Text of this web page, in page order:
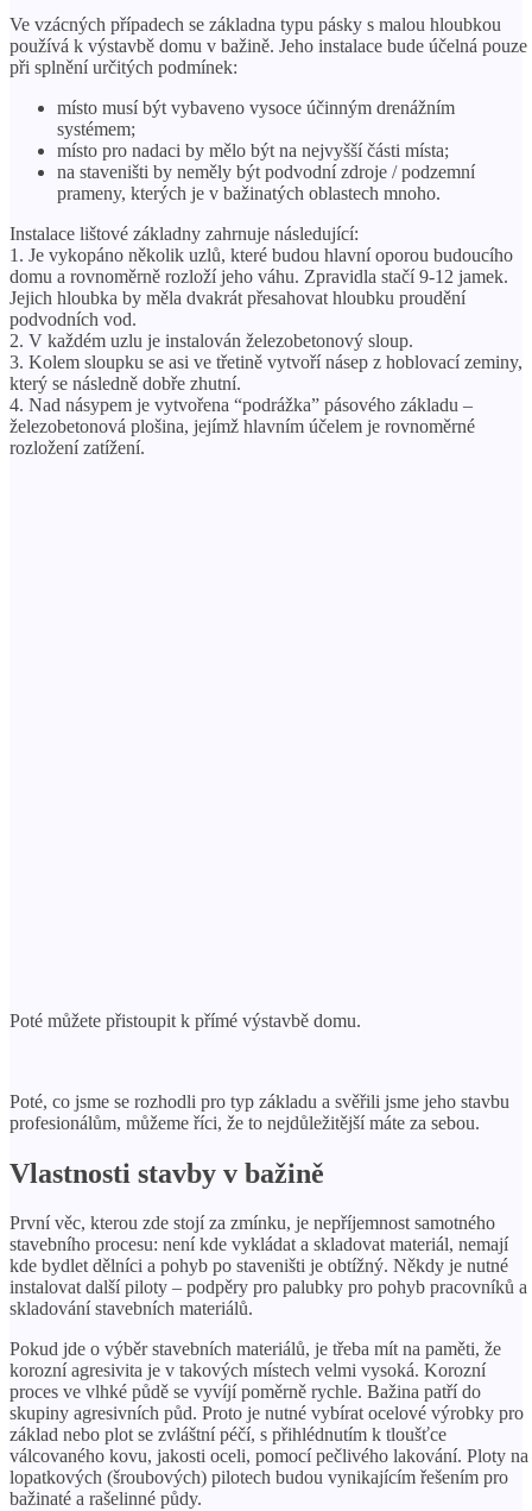
Ve vzácných případech se základna typu pásky s malou hloubkou
používá k výstavbě domu v bažině. Jeho instalace bude účelná pouze
při splnění určitých podmínek:
místo musí být vybaveno vysoce účinným drenážním
systémem;
místo pro nadaci by mělo být na nejvyšší části místa;
na staveništi by neměly být podvodní zdroje / podzemní
prameny, kterých je v bažinatých oblastech mnoho.
Instalace lištové základny zahrnuje následující:
1. Je vykopáno několik uzlů, které budou hlavní oporou budoucího
domu a rovnoměrně rozloží jeho váhu. Zpravidla stačí 9-12 jamek.
Jejich hloubka by měla dvakrát přesahovat hloubku proudění
podvodních vod.
2. V každém uzlu je instalován železobetonový sloup.
3. Kolem sloupku se asi ve třetině vytvoří násep z hoblovací zeminy,
který se následně dobře zhutní.
4. Nad násypem je vytvořena “podrážka” pásového základu –
železobetonová plošina, jejímž hlavním účelem je rovnoměrné
rozložení zatížení.
Poté můžete přistoupit k přímé výstavbě domu.
Poté, co jsme se rozhodli pro typ základu a svěřili jsme jeho stavbu
profesionálům, můžeme říci, že to nejdůležitější máte za sebou.
Vlastnosti stavby v bažině
První věc, kterou zde stojí za zmínku, je nepříjemnost samotného
stavebního procesu: není kde vykládat a skladovat materiál, nemají
kde bydlet dělníci a pohyb po staveništi je obtížný. Někdy je nutné
instalovat další piloty – podpěry pro palubky pro pohyb pracovníků a
skladování stavebních materiálů.
Pokud jde o výběr stavebních materiálů, je třeba mít na paměti, že
korozní agresivita je v takových místech velmi vysoká. Korozní
proces ve vlhké půdě se vyvíjí poměrně rychle. Bažina patří do
skupiny agresivních půd. Proto je nutné vybírat ocelové výrobky pro
základ nebo plot se zvláštní péčí, s přihlédnutím k tloušťce
válcovaného kovu, jakosti oceli, pomocí pečlivého lakování. Ploty na
lopatkových (šroubových) pilotech budou vynikajícím řešením pro
bažinaté a rašelinné půdy.